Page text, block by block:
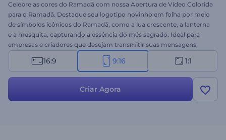
Celebre as cores do Ramadã com nossa Abertura de Vídeo Colorida
para o Ramadã. Destaque seu logotipo novinho em folha por meio
de símbolos icônicos do Ramadã, como a lua crescente, a lanterna
e a mesquita, capturando a essência do mês sagrado. Ideal para
empresas e criadores que desejam transmitir suas mensagens,
cumprimentos ou promoções do Ramadã com visuais vibrantes.
Personalize com seu logotipo, insira seus textos e adicione uma
agora e espalhe o espírito do Ramadã!
16:9 9:16 1:1
Criar Agora